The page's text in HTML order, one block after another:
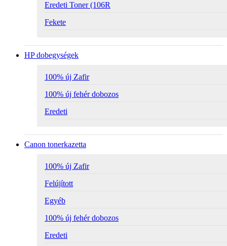
Eredeti Toner (106R
Fekete
HP dobegységek
100% új Zafir
100% új fehér dobozos
Eredeti
Canon tonerkazetta
100% új Zafir
Felújított
Egyéb
100% új fehér dobozos
Eredeti